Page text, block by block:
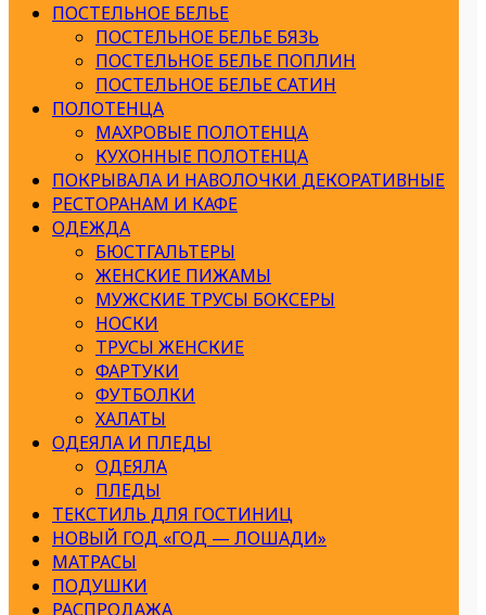
ПОСТЕЛЬНОЕ БЕЛЬЕ
ПОСТЕЛЬНОЕ БЕЛЬЕ БЯЗЬ
ПОСТЕЛЬНОЕ БЕЛЬЕ ПОПЛИН
ПОСТЕЛЬНОЕ БЕЛЬЕ САТИН
ПОЛОТЕНЦА
МАХРОВЫЕ ПОЛОТЕНЦА
КУХОННЫЕ ПОЛОТЕНЦА
ПОКРЫВАЛА И НАВОЛОЧКИ ДЕКОРАТИВНЫЕ
РЕСТОРАНАМ И КАФЕ
ОДЕЖДА
БЮСТГАЛЬТЕРЫ
ЖЕНСКИЕ ПИЖАМЫ
МУЖСКИЕ ТРУСЫ БОКСЕРЫ
НОСКИ
ТРУСЫ ЖЕНСКИЕ
ФАРТУКИ
ФУТБОЛКИ
ХАЛАТЫ
ОДЕЯЛА И ПЛЕДЫ
ОДЕЯЛА
ПЛЕДЫ
ТЕКСТИЛЬ ДЛЯ ГОСТИНИЦ
НОВЫЙ ГОД «ГОД — ЛОШАДИ»
МАТРАСЫ
ПОДУШКИ
РАСПРОДАЖА